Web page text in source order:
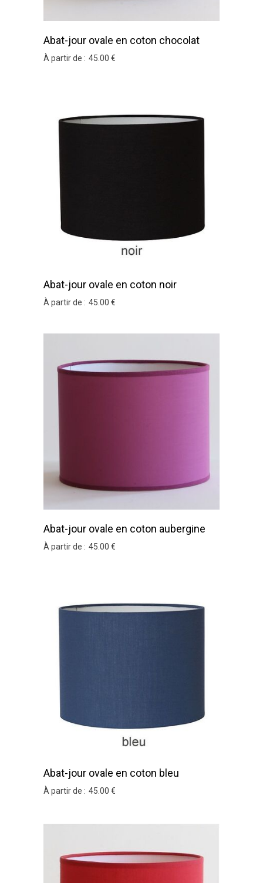
Abat-jour ovale en coton chocolat
À partir de : 45 .00 €
Abat-jour ovale en coton noir
À partir de : 45 .00 €
Abat-jour ovale en coton aubergine
À partir de : 45 .00 €
Abat-jour ovale en coton bleu
À partir de : 45 .00 €